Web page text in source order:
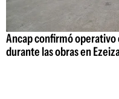
Ancap confirmó operativo
durante las obras en